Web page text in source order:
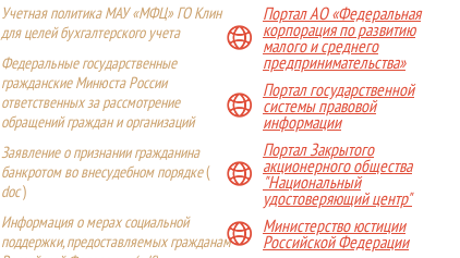
Учетная политика МАУ «МФЦ» ГО Клин
для целей бухгалтерского учета
Федеральные государственные
гражданские Минюста России
ответственных за рассмотрение
обращений граждан и организаций
Заявление о признании гражданина
банкротом во внесудебном порядке(
doc)
Информация о мерах социальной
поддержки, предоставляемых гражданам
Портал АО «Федеральная
корпорация по развитию
малого и среднего
предпринимательства»
Портал государственной
системы правовой
информации
Портал Закрытого
акционерного общества
"Национальный
удостоверяющий центр"
Министерство юстиции
Российской Федерации